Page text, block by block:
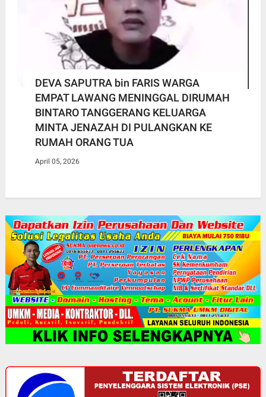
DEVA SAPUTRA bin FARIS WARGA
EMPAT LAWANG MENINGGAL DIRUMAH
BINTARO TANGGERANG KELUARGA
MINTA JENAZAH DI PULANGKAN KE
RUMAH ORANG TUA
April 05, 2026